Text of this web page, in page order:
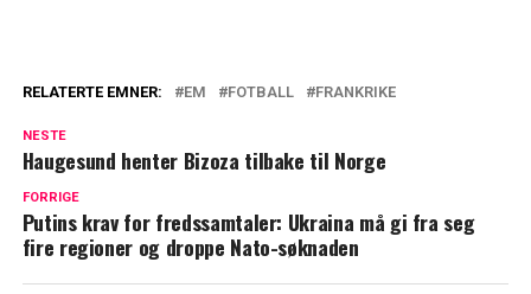
RELATERTE EMNER: EM FOTBALL FRANKRIKE
NESTE
Haugesund henter Bizoza tilbake til Norge
FORRIGE
Putins krav for fredssamtaler: Ukraina må gi fra seg
fire regioner og droppe Nato-søknaden